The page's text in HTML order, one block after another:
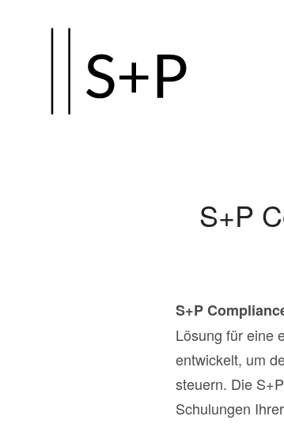
Hauptinhalt
S+P
S+P
Lösung für eine
entwickelt, um
steuern. Die
Schulungen